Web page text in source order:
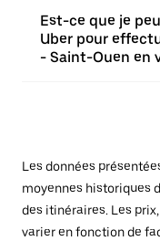
Est-ce que je
Uber pour
- Saint-Ouen en
Les données
moyennes historiques
des itinéraires. Les
varier en fonction de